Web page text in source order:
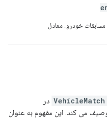
خودرو. معادل
VehicleMatch در
می کند. این مفهوم به عنوان